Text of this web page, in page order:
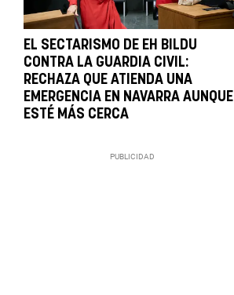
EL SECTARISMO DE EH BILDU
CONTRA LA GUARDIA CIVIL:
RECHAZA QUE ATIENDA UNA
EMERGENCIA EN NAVARRA AUNQUE
ESTÉ MÁS CERCA